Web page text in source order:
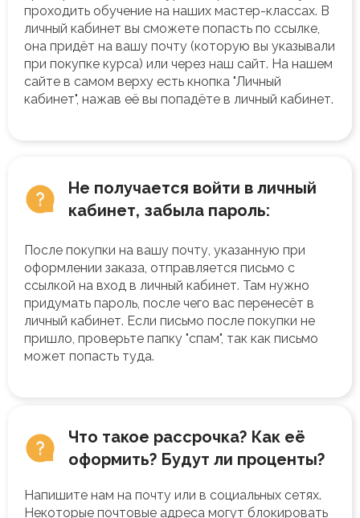
проходить обучение на наших мастер-классах. В
личный кабинет вы сможете попасть по ссылке,
она придёт на вашу почту (которую вы указывали
при покупке курса) или через наш сайт. На нашем
сайте в самом верху есть кнопка "Личный
кабинет", нажав её вы попадёте в личный кабинет.
Не получается войти в личный
кабинет, забыла пароль:
После покупки на вашу почту, указанную при
оформлении заказа, отправляется письмо с
ссылкой на вход в личный кабинет. Там нужно
придумать пароль, после чего вас перенесёт в
личный кабинет. Если письмо после покупки не
пришло, проверьте папку "спам", так как письмо
может попасть туда.
Что такое рассрочка? Как её
оформить? Будут ли проценты?
Напишите нам на почту или в социальных сетях.
Некоторые почтовые адреса могут блокировать